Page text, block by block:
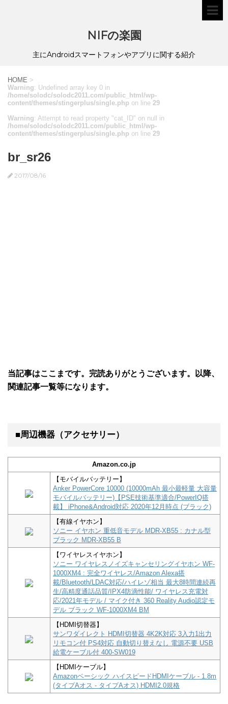
NIFの楽園
主にAndroidスマートフォンやアプリに関する紹介
HOME >
Warning: Undefined array key 0 in
/home/solodc/solodc2011.com/public_html/wp-
content/themes/stingerplus/single.php on line 29
Warning: Attempt to read property "cat_ID" on null in
/home/solodc/solodc2011.com/public_html/wp-
content/themes/stingerplus/single.php on line 29
br_sr26
2017/08/16
当記事はここまです。完読ありがとうございます。以降、
関連記事一覧等になります。
■周辺機器（アクセサリー）
Amazon.co.jp
【モバイルバッテリー】
Anker PowerCore 10000 (10000mAh 最小最軽量 大容量
モバイルバッテリー)【PSE技術基準適合/PowerIQ搭
載】 iPhone&Android対応 2020年12月時点 (ブラック)
【有線イヤホン】
ソニー イヤホン 重低音モデル MDR-XB55 : カナル型
ブラック MDR-XB55 B
【ワイヤレスイヤホン】
ソニー ワイヤレスノイズキャンセリングイヤホン WF-
1000XM4 : 完全ワイヤレス/Amazon Alexa搭
載/Bluetooth/LDAC対応/ハイレゾ相当 最大8時間連続再
生/高精度通話品質/IPX4防滴性能/ ワイヤレス充電対
応/2021年モデル / マイク付き 360 Reality Audio認定モ
デル ブラック WF-1000XM4 BM
【HDMI切替器】
サンワダイレクト HDMI切替器 4K2K対応 3入力1出力
リモコン付 PS4対応 自動切り替えなし 電源不要 USB
給電ケーブル付 400-SW019
【HDMIケーブル】
Amazonベーシック ハイスピードHDMIケーブル - 1.8m
(タイプAオス - タイプAオス) HDMI2.0規格